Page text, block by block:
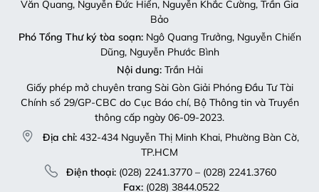
Văn Quang, Nguyễn Đức Hiển, Nguyễn Khắc Cường, Trần Gia
Bảo
Phó Tổng Thư ký tòa soạn:Ngô Quang Trưởng, Nguyễn Chiến
Dũng, Nguyễn Phước Bình
Nội dung:Trần Hải
Giấy phép mở chuyên trang Sài Gòn Giải Phóng Đầu Tư Tài
Chính số 29/GP-CBC do Cục Báo chí, Bộ Thông tin và Truyền
thông cấp ngày 06-09-2023.
Địa chỉ: 432-434 Nguyễn Thị Minh Khai, Phường Bàn Cờ,
TP.HCM
Điện thoại:(028) 2241.3770 – (028) 2241.3760
Fax:(028) 3844.0522